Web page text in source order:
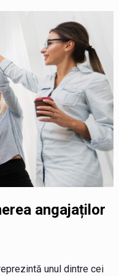
angajaților
unul dintre cei